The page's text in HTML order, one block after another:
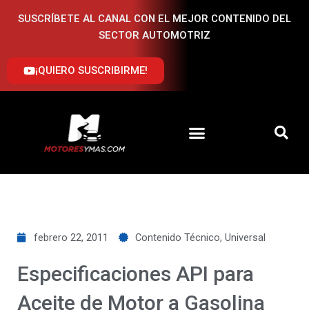
SUSCRÍBETE AL CANAL CON EL MEJOR CONTENIDO DEL
SECTOR AUTOMOTRIZ
¡QUIERO SUSCRIBIRME!
febrero 22, 2011 Contenido Técnico, Universal
Especificaciones API para
Aceite de Motor a Gasolina